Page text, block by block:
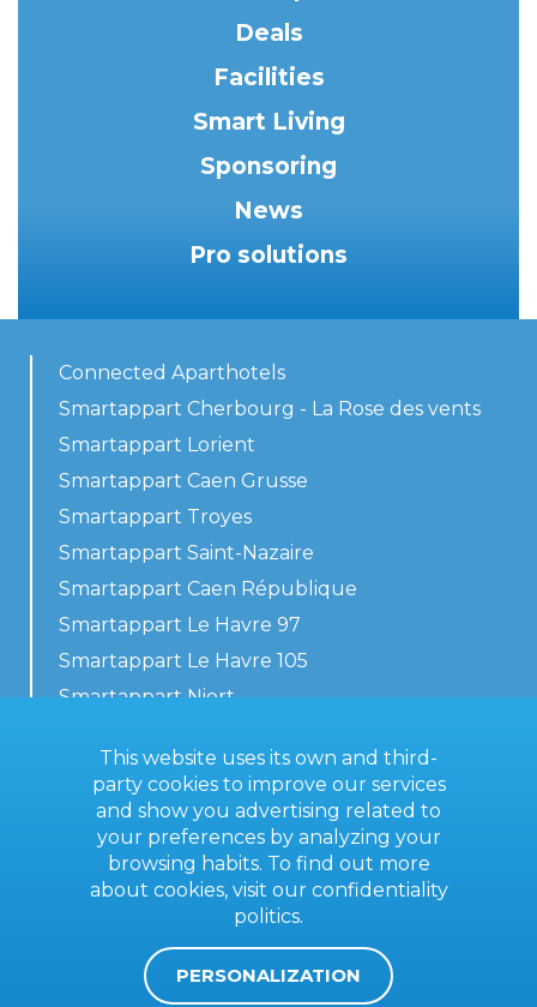
Deals
Facilities
Smart Living
Sponsoring
News
Pro solutions
Connected Aparthotels
Smartappart Cherbourg - La Rose des vents
Smartappart Lorient
Smartappart Caen Grusse
Smartappart Troyes
Smartappart Saint-Nazaire
Smartappart Caen République
Smartappart Le Havre 97
Smartappart Le Havre 105
Smartappart Niort
Contact us
General terms
This website uses its own and third-
party cookies to improve our services
and show you advertising related to
your preferences by analyzing your
browsing habits. To find out more
about cookies, visit our confidentiality
politics.
PERSONALIZATION